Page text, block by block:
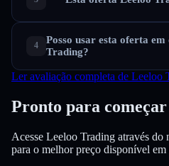
Posso usar esta oferta
Trading?
Ler avaliação completa de Leeloo
Pronto para
Acesse Leeloo Trading através
para o melhor preço disponível em